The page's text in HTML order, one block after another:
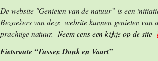
De website "Genieten van de natuur” is een
Bezoekers van deze website kunnen genieten van
prachtige natuur.Neem eens een kijkje op de site
Fietsroute “Tussen Donk en Vaart”